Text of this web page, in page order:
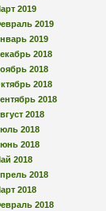
2019
2019
2019
2018
2018
2018
2018
2018
2018
2018
2018
2018
2018
2018